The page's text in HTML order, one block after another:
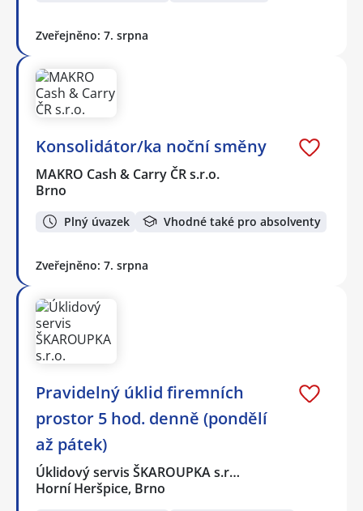
Zveřejněno: 7. srpna
Konsolidátor/ka noční směny
MAKRO Cash & Carry ČR s.r.o.
Brno
Plný úvazek Vhodné také pro absolventy
Zveřejněno: 7. srpna
Pravidelný úklid firemních
prostor 5 hod. denně (pondělí
až pátek)
Úklidový servis ŠKAROUPKA s.r…
Horní Heršpice, Brno